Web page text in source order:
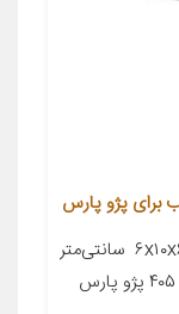
معرفی محصول جزئیات محصول ابعاد ۶x۱۰x۶ سانتی‌متر